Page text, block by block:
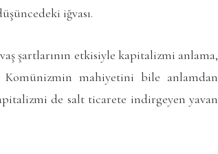
iğvası.
şartlarının etkisiyle kapitalizmi anlama,
mahiyetini bile anlamdan
de salt ticarete indirgeyen yavan